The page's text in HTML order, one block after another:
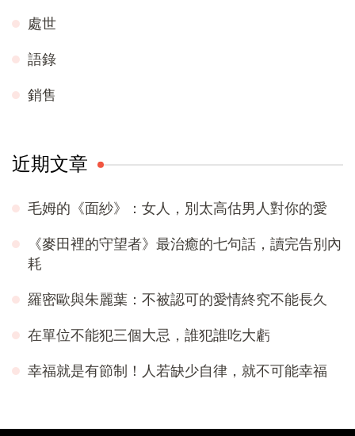
處世
語錄
銷售
近期文章
毛姆的《面紗》：女人，別太高估男人對你的愛
《麥田裡的守望者》最治癒的七句話，讀完告別內
耗
羅密歐與朱麗葉：不被認可的愛情終究不能長久
在單位不能犯三個大忌，誰犯誰吃大虧
幸福就是有節制！人若缺少自律，就不可能幸福